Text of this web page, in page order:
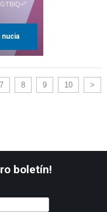
nucia
7 8 9 10 >
boletín!